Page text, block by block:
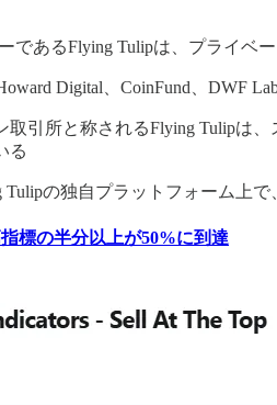
であるFlying Tulipは、プライ
Digital、CoinFund、DWF
取引所と称されるFlying Tulipは
る
Tulipの独自プラットフォーム上
標の半分以上が50%に到達